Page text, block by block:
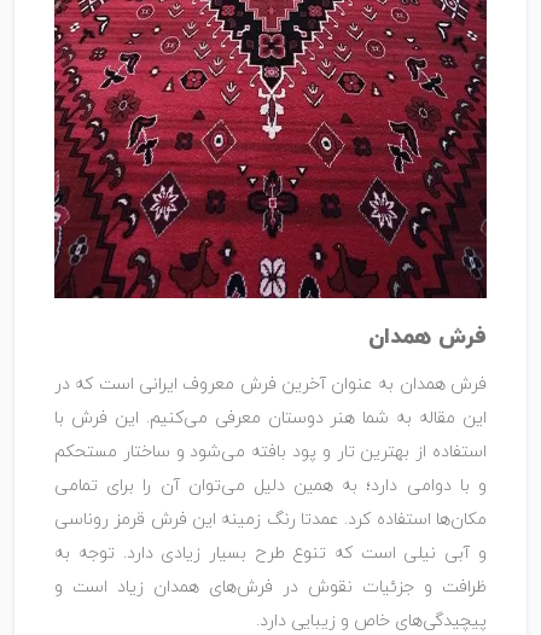
فرش همدان
فرش همدان به عنوان آخرین فرش معروف ایرانی است که در
این مقاله به شما هنر دوستان معرفی می‌کنیم. این فرش با
استفاده از بهترین تار و پود بافته می‌شود و ساختار مستحکم
و با دوامی دارد؛ به همین دلیل می‌توان آن را برای تمامی
مکان‌ها استفاده کرد. عمدتا رنگ زمینه این فرش قرمز روناسی
و آبی نیلی است که تنوع طرح بسیار زیادی دارد. توجه به
ظرافت و جزئیات نقوش در فرش‌های همدان زیاد است و
پیچیدگی‌های خاص و زیبایی دارد.